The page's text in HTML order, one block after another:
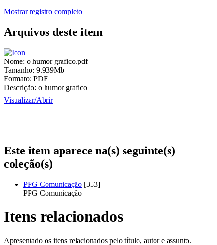
Mostrar registro completo
Arquivos deste item
Nome: o humor grafico.pdf
Tamanho: 9.939Mb
Formato: PDF
Descrição: o humor grafico
Visualizar/Abrir
Este item aparece na(s) seguinte(s)
coleção(s)
PPG Comunicação [333]
PPG Comunicação
Itens relacionados
Apresentado os itens relacionados pelo título, autor e assunto.